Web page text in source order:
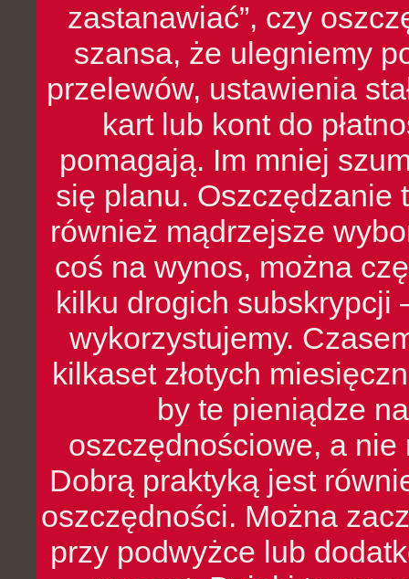
zastanawiać”, czy
szansa, że ulegniemy
przelewów, ustawienia
kart lub kont do
pomagają. Im mniej
się planu. Oszczędzanie
również mądrzejsze
coś na wynos, można
kilku drogich subskrypcji
wykorzystujemy.
kilkaset złotych
by te pieniądze
oszczędnościowe, a nie
Dobrą praktyką jest
oszczędności. Można
przy podwyżce lub